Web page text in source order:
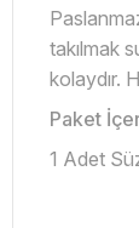
takılmak
kolaydır.
Paket
1 Adet